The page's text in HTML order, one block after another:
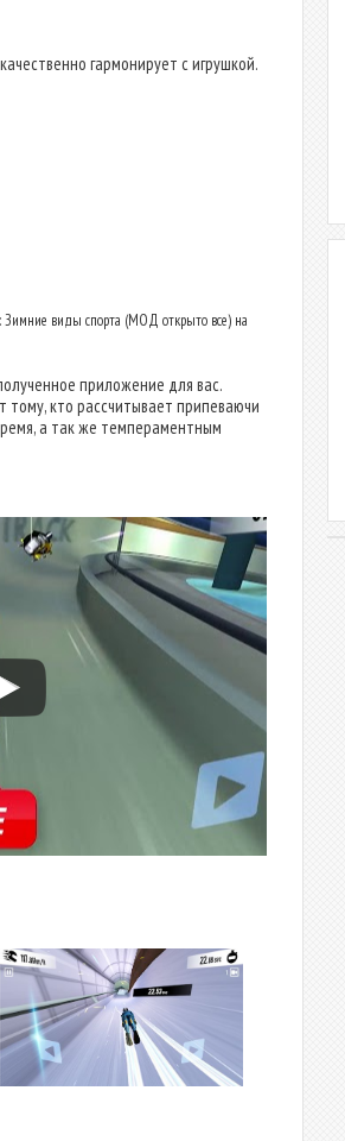
гармонирует с игрушкой.
Зимние виды спорта (МОД открыто все) на
приложение для вас.
кто рассчитывает припеваючи
а так же темпераментным